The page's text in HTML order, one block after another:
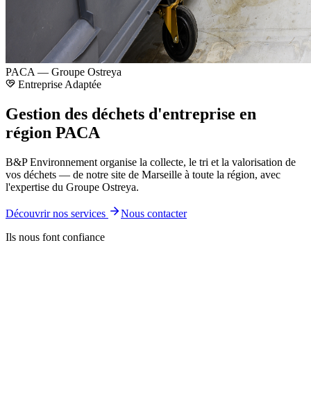
PACA — Groupe Ostreya
Entreprise Adaptée
Gestion des déchets d'entreprise en
région PACA
B&P Environnement organise la collecte, le tri et la valorisation de
vos déchets — de notre site de Marseille à toute la région, avec
l'expertise du Groupe Ostreya.
Découvrir nos services
Nous contacter
Ils nous font confiance